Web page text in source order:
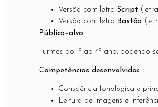
Versão com letra Script
Versão com letra Bastão
Público–alvo
Turmas do 1º ao 4º ano,
Competências desenvolvidas
Consciência fonológica e
Leitura de imagens e